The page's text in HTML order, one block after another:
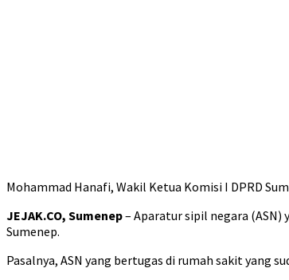
Mohammad Hanafi, Wakil Ketua Komisi I DPRD
JEJAK.CO, Sumenep– Aparatur sipil negara (ASN)
Sumenep.
Pasalnya, ASN yang bertugas di rumah sakit yang